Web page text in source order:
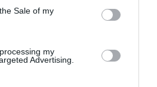
Sale of my
my
Advertising.